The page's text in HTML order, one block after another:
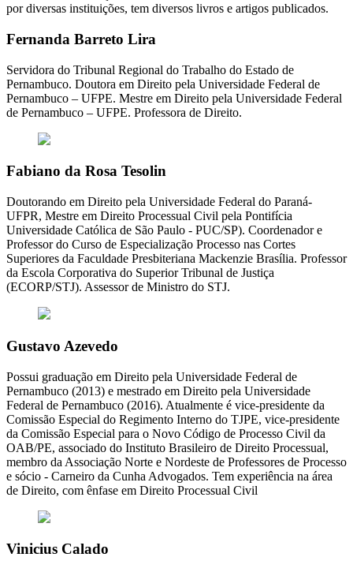
por diversas instituições, tem diversos livros e artigos publicados.
Fernanda Barreto Lira
Servidora do Tribunal Regional do Trabalho do Estado de
Pernambuco. Doutora em Direito pela Universidade Federal de
Pernambuco – UFPE. Mestre em Direito pela Universidade Federal
de Pernambuco – UFPE. Professora de Direito.
Fabiano da Rosa Tesolin
Doutorando em Direito pela Universidade Federal do Paraná-
UFPR, Mestre em Direito Processual Civil pela Pontifícia
Universidade Católica de São Paulo - PUC/SP). Coordenador e
Professor do Curso de Especialização Processo nas Cortes
Superiores da Faculdade Presbiteriana Mackenzie Brasília. Professor
da Escola Corporativa do Superior Tribunal de Justiça
(ECORP/STJ). Assessor de Ministro do STJ.
Gustavo Azevedo
Possui graduação em Direito pela Universidade Federal de
Pernambuco (2013) e mestrado em Direito pela Universidade
Federal de Pernambuco (2016). Atualmente é vice-presidente da
Comissão Especial do Regimento Interno do TJPE, vice-presidente
da Comissão Especial para o Novo Código de Processo Civil da
OAB/PE, associado do Instituto Brasileiro de Direito Processual,
membro da Associação Norte e Nordeste de Professores de Processo
e sócio - Carneiro da Cunha Advogados. Tem experiência na área
de Direito, com ênfase em Direito Processual Civil
Vinicius Calado